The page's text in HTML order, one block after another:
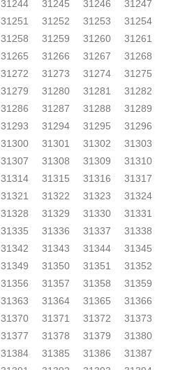
31244 31245 31246
31247
31251 31252 31253
31254
31258 31259 31260
31261
31265 31266 31267
31268
31272 31273 31274
31275
31279 31280 31281
31282
31286 31287 31288
31289
31293 31294 31295
31296
31300 31301 31302
31303
31307 31308 31309
31310
31314 31315 31316
31317
31321 31322 31323
31324
31328 31329 31330
31331
31335 31336 31337
31338
31342 31343 31344
31345
31349 31350 31351
31352
31356 31357 31358
31359
31363 31364 31365
31366
31370 31371 31372
31373
31377 31378 31379
31380
31384 31385 31386
31387